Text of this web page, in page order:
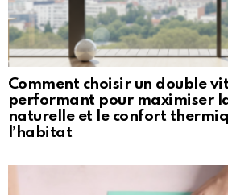
Comment choisir un double
performant pour maximiser
naturelle et le confort
l’habitat